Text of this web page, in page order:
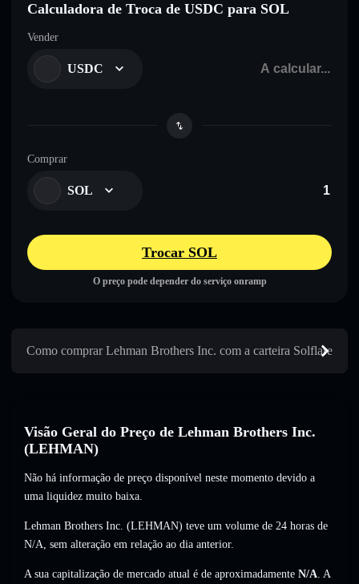
Calculadora de Troca de USDC para SOL
Vender
USDC
Comprar
SOL
Trocar SOL
O preço pode depender do serviço onramp
Como comprar Lehman Brothers Inc. com a carteira Solflare
Visão Geral do Preço de Lehman Brothers Inc.
(LEHMAN)
Não há informação de preço disponível neste momento devido a
uma liquidez muito baixa.
Lehman Brothers Inc. (LEHMAN) teve um volume de 24 horas de
N/A, sem alteração em relação ao dia anterior.
A sua capitalização de mercado atual é de aproximadamente N/A. A